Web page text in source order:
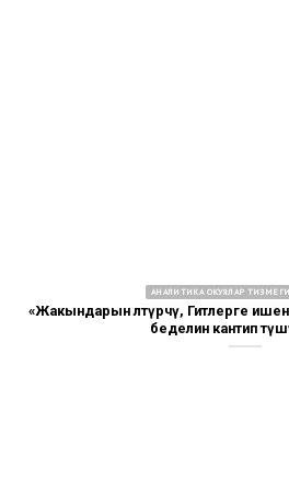
АНАЛИТИКА ОКУЯЛАР ТИЗМЕГИ
«Жакындарын өлтүрчү, Гитлерге
беделин кантип